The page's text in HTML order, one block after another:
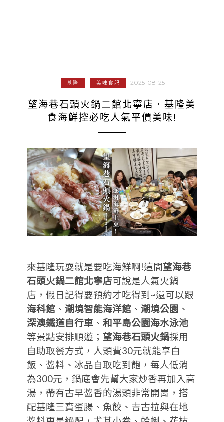
基隆 美味食記 2025-08-25
望海巷石頭火鍋二館北寧店．基隆美
食海鮮控必吃人氣平價美味!
來基隆玩耍就是要吃海鮮啊!這間望海巷
石頭火鍋二館北寧店可說是人氣火鍋
店，假日記得要預約才吃得到~還可以跟
海科館 、 潮境智能海洋館 、 潮境公園 、
深澳鐵道自行車 、 和平島公園海水泳池
等景點安排順遊； 望海巷石頭火鍋採用
自助取餐方式，人頭費30元就能享白
飯、醬料、冰品自取吃到飽，每人低消
為300元，鍋底會先幫大家炒香再加入高
湯，帶有古早醬香的湯頭非常開胃，搭
配基隆三寶蛋腸、魚餃、吉古拉與在地